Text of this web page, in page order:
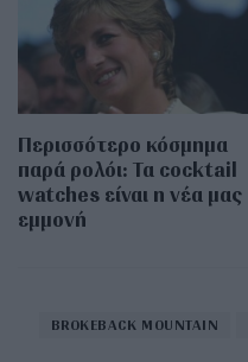
Περισσότερο κόσμημα
παρά ρολόι: Τα cocktail
watches είναι η νέα μας
εμμονή
BROKEBACK MOUNTAIN